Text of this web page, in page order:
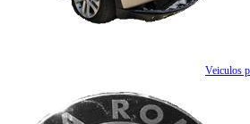
Veiculos